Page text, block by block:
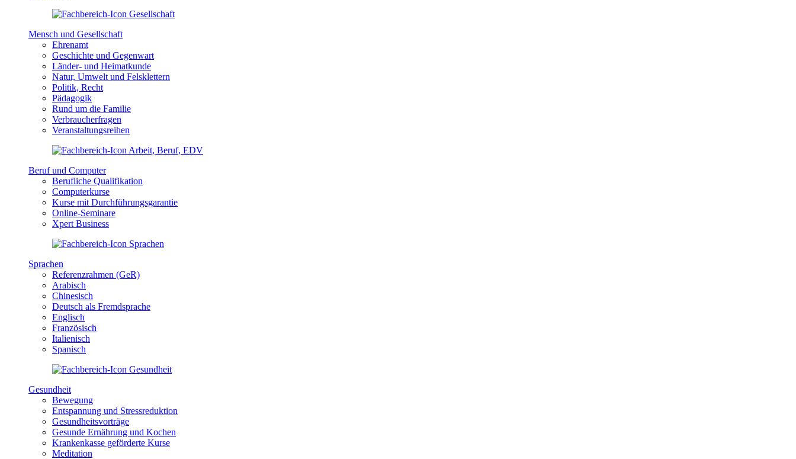
Mensch und Gesellschaft
Ehrenamt
Geschichte und Gegenwart
Länder- und Heimatkunde
Natur, Umwelt und Felsklettern
Politik, Recht
Pädagogik
Rund um die Familie
Verbraucherfragen
Veranstaltungsreihen
Beruf und Computer
Berufliche Qualifikation
Computerkurse
Kurse mit Durchführungsgarantie
Online-Seminare
Xpert Business
Sprachen
Referenzrahmen (GeR)
Arabisch
Chinesisch
Deutsch als Fremdsprache
Englisch
Französisch
Italienisch
Spanisch
Gesundheit
Bewegung
Entspannung und Stressreduktion
Gesundheitsvorträge
Gesunde Ernährung und Kochen
Krankenkasse geförderte Kurse
Meditation